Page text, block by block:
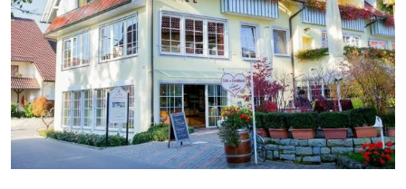
Ausstattung
Zusatznächte
Für 7 Tage p.P. ab879,00 €